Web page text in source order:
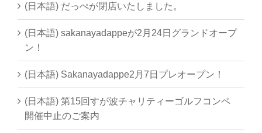
(日本語) だっぺが閉店いたしました。
(日本語) sakanayadappeが2月24日グランドオープ
ン！
(日本語) Sakanayadappe2月7日プレオープン！
(日本語) 第15回すが波チャリティーゴルフコンペ
開催中止のご案内